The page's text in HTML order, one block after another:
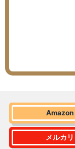
Amazon
メルカリ